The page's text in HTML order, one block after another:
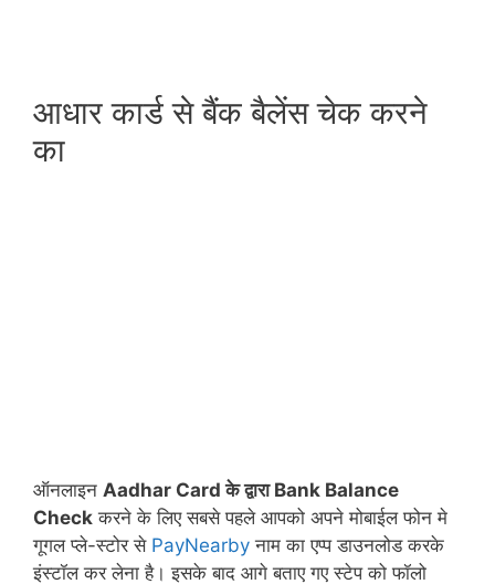
आधार कार्ड से बैंक बैलेंस चेक करने
का
ऑनलाइन Aadhar Card के द्वारा Bank Balance
Check करने के लिए सबसे पहले आपको अपने मोबाईल फोन मे
गूगल प्ले-स्टोर से PayNearby नाम का एप्प डाउनलोड करके
इंस्टॉल कर लेना है। इसके बाद आगे बताए गए स्टेप को फॉलो